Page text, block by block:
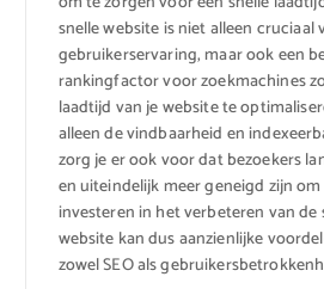
snelle website is niet alleen cruciaal
gebruikerservaring, maar ook een
rankingfactor voor zoekmachines
laadtijd van je website te
alleen de vindbaarheid en
zorg je er ook voor dat bezoekers
en uiteindelijk meer geneigd zijn
investeren in het verbeteren van de
website kan dus aanzienlijke
zowel SEO als